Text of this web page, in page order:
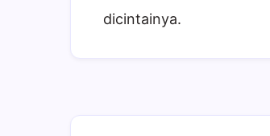
dicintainya.